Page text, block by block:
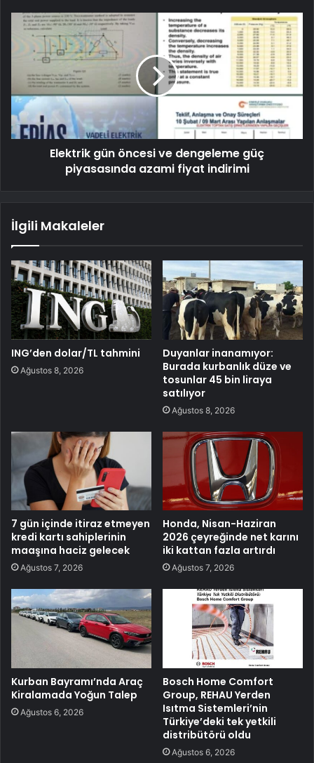
Elektrik gün öncesi ve dengeleme güç
piyasasında azami fiyat indirimi
İlgili Makaleler
ING’den dolar/TL tahmini
Ağustos 8, 2026
Duyanlar inanamıyor:
Burada kurbanlık düze ve
tosunlar 45 bin liraya
satılıyor
Ağustos 8, 2026
7 gün içinde itiraz etmeyen
kredi kartı sahiplerinin
maaşına haciz gelecek
Ağustos 7, 2026
Honda, Nisan-Haziran
2026 çeyreğinde net karını
iki kattan fazla artırdı
Ağustos 7, 2026
Kurban Bayramı’nda Araç
Kiralamada Yoğun Talep
Ağustos 6, 2026
Bosch Home Comfort
Group, REHAU Yerden
Isıtma Sistemleri’nin
Türkiye’deki tek yetkili
distribütörü oldu
Ağustos 6, 2026